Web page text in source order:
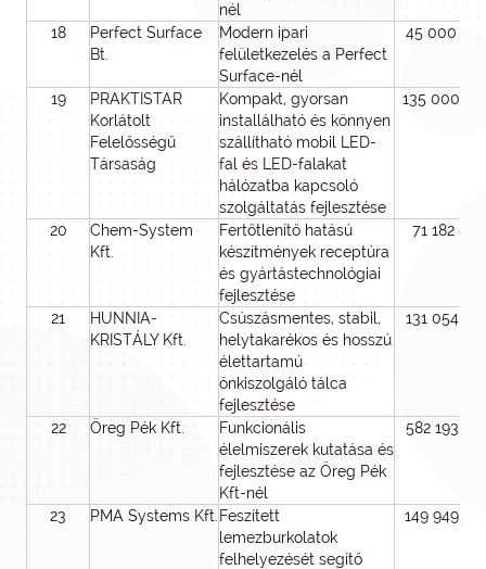
nél
18
Perfect Surface
Bt.
Modern ipari
felületkezelés a Perfect
Surface-nél
45 000
19
PRAKTISTAR
Korlátolt
Felelősségű
Társaság
Kompakt, gyorsan
installálható és könnyen
szállítható mobil LED-
fal és LED-falakat
hálózatba kapcsoló
szolgáltatás fejlesztése
135 000
20
Chem-System
Kft.
Fertőtlenítő hatású
készítmények receptúra
és gyártástechnológiai
fejlesztése
71 182 899
21
HUNNIA-
KRISTÁLY Kft.
Csúszásmentes, stabil,
helytakarékos és hosszú
élettartamú
önkiszolgáló tálca
fejlesztése
131 054
22 Öreg Pék Kft.
Funkcionális
élelmiszerek kutatása és
fejlesztése az Öreg Pék
Kft-nél
582 193
23 PMA Systems Kft. Feszített
lemezburkolatok
felhelyezését segítő
149 949